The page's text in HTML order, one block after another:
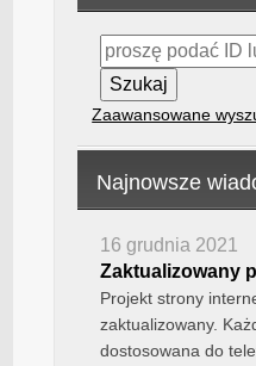
Zaawansowane
Najnowsze
16 grudnia 2021
Zaktualizowany
Projekt strony
zaktualizowany.
dostosowana do